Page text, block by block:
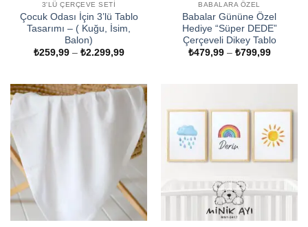
3'LÜ ÇERÇEVE SETI
Çocuk Odası İçin 3’lü Tablo
Tasarımı – ( Kuğu, İsim,
Balon)
₺259,99 – ₺2.299,99Fiyat
₺2.299,99
BABALARA ÖZEL
Babalar Gününe Özel
Hediye “Süper DEDE”
Çerçeveli Dikey Tablo
₺479,99 – ₺799,99Fiyat